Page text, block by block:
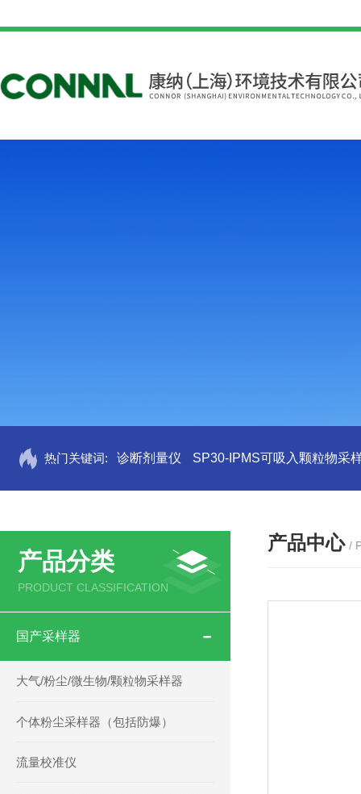
热门关键词: 诊断剂量仪 SP30-IPMS可吸入颗粒物采
产品分类
PRODUCT CLASSIFICATION
国产采样器
大气/粉尘/微生物/颗粒物采样器
个体粉尘采样器（包括防爆）
流量校准仪
产品中心 /